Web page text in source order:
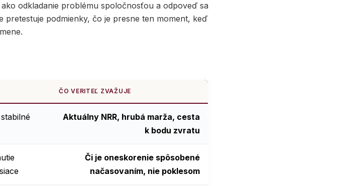
odkladanie problému spoločnosťou a odpoveď sa
podmienky, čo je presne ten moment, keď
ČO VERITEĽ ZVAŽUJE
Aktuálny NRR, hrubá marža, cesta
k bodu zvratu
Či je oneskorenie spôsobené
načasovaním, nie poklesom